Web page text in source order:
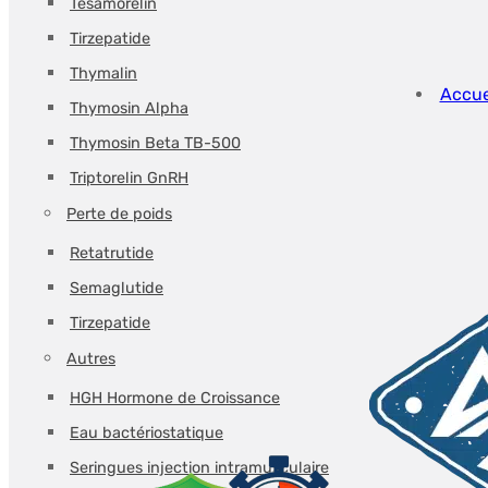
Tirzepatide
Thymalin
Thymosin Alpha
Thymosin Beta TB-500
Triptorelin GnRH
Perte de poids
Retatrutide
Semaglutide
Tirzepatide
Autres
HGH Hormone de Croissance
Eau bactériostatique
Seringues injection intramusculaire